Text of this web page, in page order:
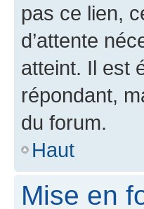
pas ce lien,
d’attente
atteint. Il est
répondant,
du forum.
Haut
Mise en